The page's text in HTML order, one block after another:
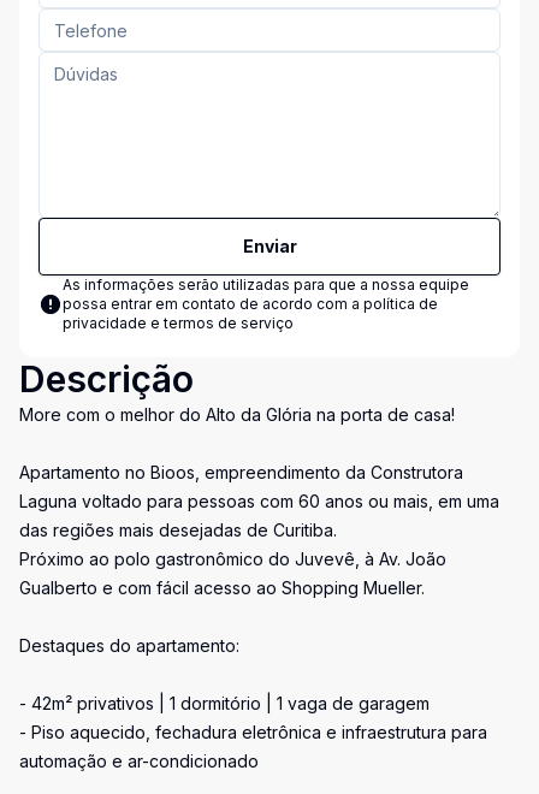
Enviar
As informações serão utilizadas para que a nossa equipe
possa entrar em contato de acordo com a política de
privacidade e termos de serviço
Descrição
More com o melhor do Alto da Glória na porta de casa!
Apartamento no Bioos, empreendimento da Construtora
Laguna voltado para pessoas com 60 anos ou mais, em uma
das regiões mais desejadas de Curitiba.
Próximo ao polo gastronômico do Juvevê, à Av. João
Gualberto e com fácil acesso ao Shopping Mueller.
Destaques do apartamento:
- 42m² privativos | 1 dormitório | 1 vaga de garagem
- Piso aquecido, fechadura eletrônica e infraestrutura para
automação e ar-condicionado